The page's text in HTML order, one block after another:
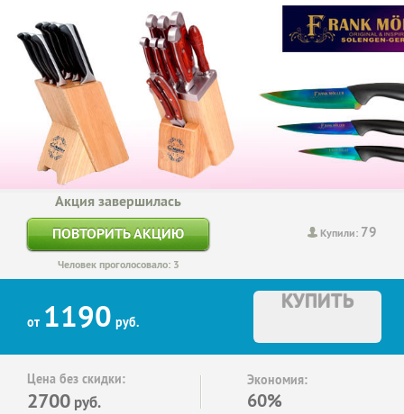
Купили: 79
Акция завершилась
ПОВТОРИТЬ АКЦИЮ
Человек проголосовало: 3
от 1190 руб.
КУПИТЬ
Цена без скидки:
2700 руб.
Экономия:
60%